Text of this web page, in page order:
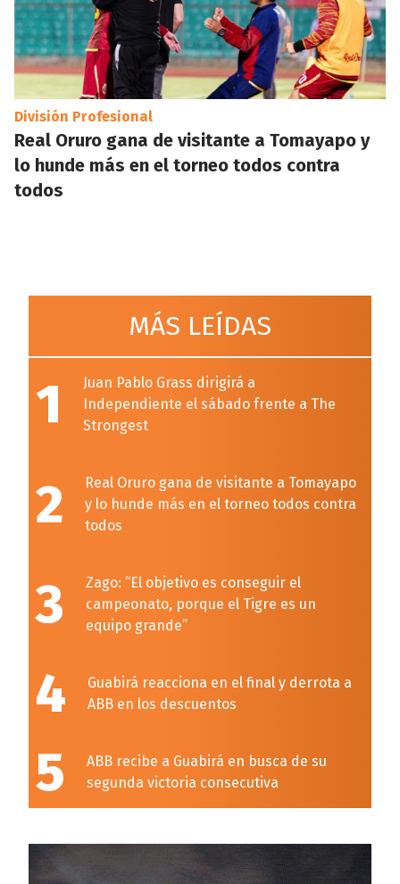
División Profesional
Real Oruro gana de visitante a Tomayapo y
lo hunde más en el torneo todos contra
todos
MÁS LEÍDAS
1
Juan Pablo Grass dirigirá a
Independiente el sábado frente a The
Strongest
2
Real Oruro gana de visitante a Tomayapo
y lo hunde más en el torneo todos contra
todos
3
Zago: “El objetivo es conseguir el
campeonato, porque el Tigre es un
equipo grande”
4
Guabirá reacciona en el final y derrota a
ABB en los descuentos
5
ABB recibe a Guabirá en busca de su
segunda victoria consecutiva